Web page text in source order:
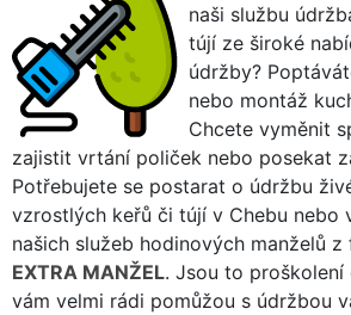
naši službu
tújí ze široké
údržby?
nebo montáž
Chcete vyměnit
zajistit vrtání poliček nebo posekat
Potřebujete se postarat o údržbu
vzrostlých keřů či tújí v Chebu nebo
našich služeb hodinových manželů
EXTRA MANŽEL. Jsou to
vám velmi rádi pomůžou s údržbou